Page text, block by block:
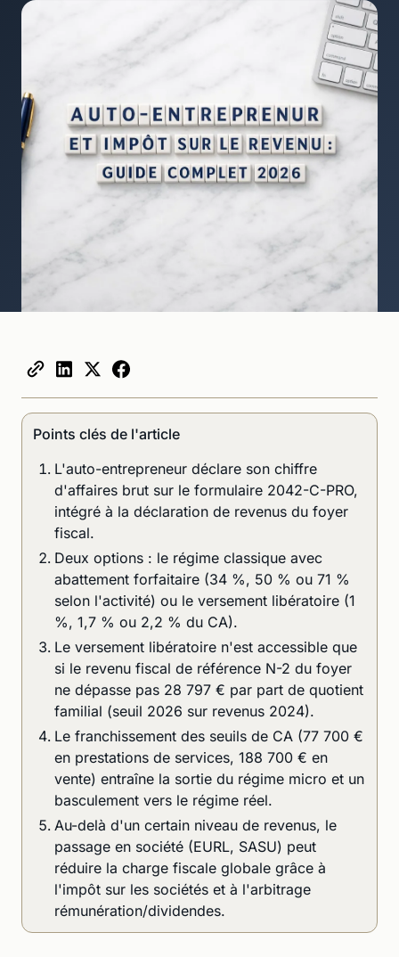
Points clés de l'article
L'auto-entrepreneur déclare son chiffre
d'affaires brut sur le formulaire 2042-C-PRO,
intégré à la déclaration de revenus du foyer
fiscal.
Deux options : le régime classique avec
abattement forfaitaire (34 %, 50 % ou 71 %
selon l'activité) ou le versement libératoire (1
%, 1,7 % ou 2,2 % du CA).
Le versement libératoire n'est accessible que
si le revenu fiscal de référence N-2 du foyer
ne dépasse pas 28 797 € par part de quotient
familial (seuil 2026 sur revenus 2024).
Le franchissement des seuils de CA (77 700 €
en prestations de services, 188 700 € en
vente) entraîne la sortie du régime micro et un
basculement vers le régime réel.
Au-delà d'un certain niveau de revenus, le
passage en société (EURL, SASU) peut
réduire la charge fiscale globale grâce à
l'impôt sur les sociétés et à l'arbitrage
rémunération/dividendes.